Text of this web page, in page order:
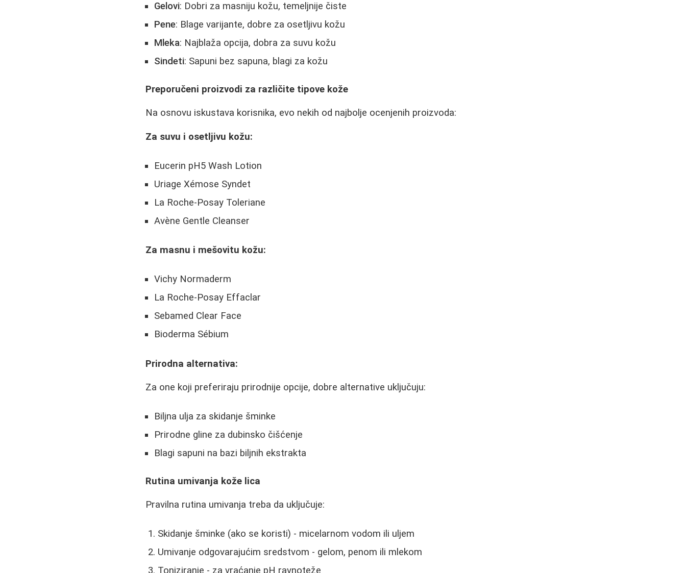
Gelovi: Dobri za masniju kožu, temeljnije čiste
Pene: Blage varijante, dobre za osetljivu kožu
Mleka: Najblaža opcija, dobra za suvu kožu
Sindeti: Sapuni bez sapuna, blagi za kožu
Preporučeni proizvodi za različite tipove kože
Na osnovu iskustava korisnika, evo nekih od najbolje ocenjenih proizvoda:
Za suvu i osetljivu kožu:
Eucerin pH5 Wash Lotion
Uriage Xémose Syndet
La Roche-Posay Toleriane
Avène Gentle Cleanser
Za masnu i mešovitu kožu:
Vichy Normaderm
La Roche-Posay Effaclar
Sebamed Clear Face
Bioderma Sébium
Prirodna alternativa:
Za one koji preferiraju prirodnije opcije, dobre alternative uključuju:
Biljna ulja za skidanje šminke
Prirodne gline za dubinsko čišćenje
Blagi sapuni na bazi biljnih ekstrakta
Rutina umivanja kože lica
Pravilna rutina umivanja treba da uključuje:
Skidanje šminke (ako se koristi) - micelarnom vodom ili uljem
Umivanje odgovarajućim sredstvom - gelom, penom ili mlekom
Toniziranje - za vraćanje pH ravnoteže